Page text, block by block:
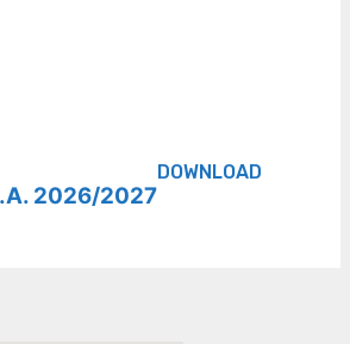
2026/2027
DOWNLOAD